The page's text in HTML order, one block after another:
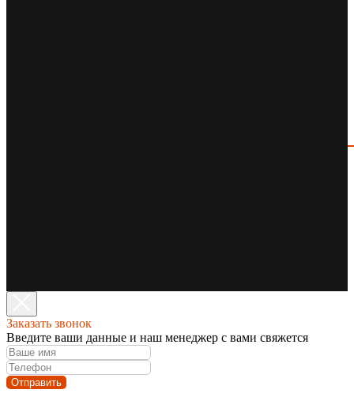
Заказать звонок
Введите ваши данные и наш менеджер с вами свяжется
Отправить